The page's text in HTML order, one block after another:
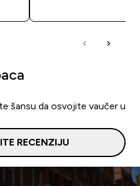
šansu da osvojite vaučer u
RECENZIJU